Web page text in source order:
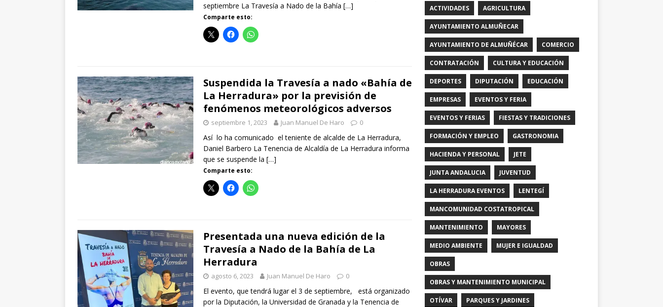
septiembre La Travesía a Nado de la Bahía […]
Comparte esto:
Suspendida la Travesía a nado «Bahía de
La Herradura» por la previsión de
fenómenos meteorológicos adversos
septiembre 1, 2023 Juan Manuel De Haro 0
Así lo ha comunicado el teniente de alcalde de La Herradura,
Daniel Barbero La Tenencia de Alcaldía de La Herradura informa
que se suspende la […]
Comparte esto:
Presentada una nueva edición de la
Travesía a Nado de la Bahía de La
Herradura
agosto 6, 2023 Juan Manuel De Haro 0
El evento, que tendrá lugar el 3 de septiembre, está organizado
por la Diputación, la Universidad de Granada y la Tenencia de
ACTIVIDADES AGRICULTURA
AYUNTAMIENTO ALMUÑECAR
AYUNTAMIENTO DE ALMUÑÉCAR COMERCIO
CONTRATACIÓN CULTURA Y EDUCACIÓN
DEPORTES DIPUTACIÓN EDUCACIÓN
EMPRESAS EVENTOS Y FERIA
EVENTOS Y FERIAS FIESTAS Y TRADICIONES
FORMACIÓN Y EMPLEO GASTRONOMIA
HACIENDA Y PERSONAL JETE
JUNTA ANDALUCIA JUVENTUD
LA HERRADURA EVENTOS LENTEGÍ
MANCOMUNIDAD COSTATROPICAL
MANTENIMIENTO MAYORES
MEDIO AMBIENTE MUJER E IGUALDAD
OBRAS
OBRAS Y MANTENIMIENTO MUNICIPAL
OTÍVAR PARQUES Y JARDINES